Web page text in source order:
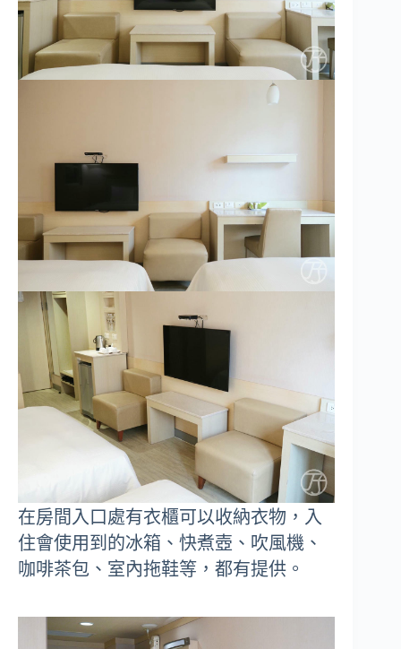
在房間入口處有衣櫃可以收納衣物，入
住會使用到的冰箱、快煮壺、吹風機、
咖啡茶包、室內拖鞋等，都有提供。